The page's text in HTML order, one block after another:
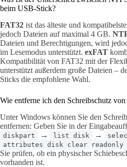
beim USB-Stick?
FAT32 ist das älteste und
jedoch Dateien auf maximal 4 GB.
Dateien und Berechtigungen, wird
im Lesemodus unterstützt. exFAT
Kompatibilität von FAT32 mit der
unterstützt außerdem große Dateien –
Sticks die empfohlene Wahl.
Wie entferne ich den Schreibschutz
Unter Windows können Sie den
entfernen: Geben Sie in der
diskpart → list disk →
attributes disk clear readonly
Sie prüfen, ob ein physischer
vorhanden ist.